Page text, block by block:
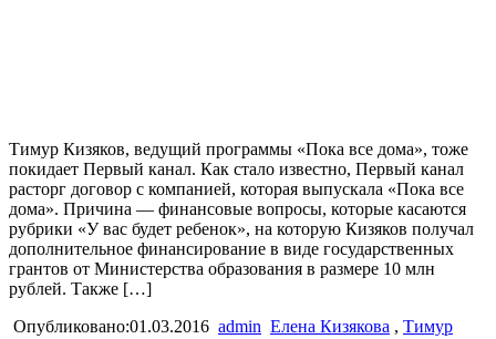
Тимур Кизяков, ведущий программы «Пока все дома», тоже
покидает Первый канал. Как стало известно, Первый канал
расторг договор с компанией, которая выпускала «Пока все
дома». Причина — финансовые вопросы, которые касаются
рубрики «У вас будет ребенок», на которую Кизяков получал
дополнительное финансирование в виде государственных
грантов от Министерства образования в размере 10 млн
рублей. Также […]
Опубликовано:01.03.2016 admin Елена Кизякова , Тимур